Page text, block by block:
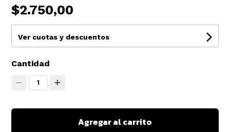
$2.750,00
Ver cuotas y descuentos
Cantidad
1
Agregar al carrito